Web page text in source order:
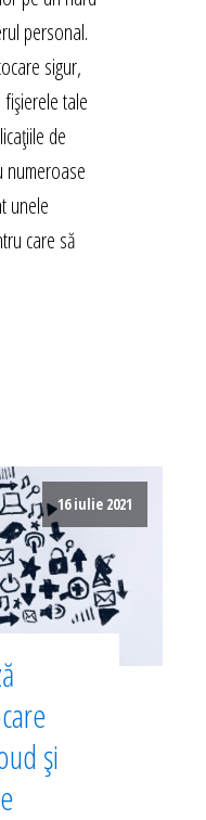
personal.
sigur,
tale
de
numeroase
unele
care să
16 iulie 2021
și